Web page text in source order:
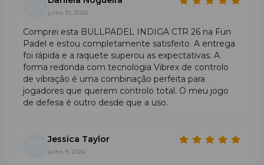
Ressalto e trajetória previsíveis
— obtidos pela
combinação de formato redondo com balance baixo.
Resistência a deformações — graças ao
comportamento conjunto dePolyglasse
Carbontube, que protege a estrutura no momento
do impacto.
Características em Jogo
de bola, jogar em defesa e colocar a bola com precisão. O
balance baixoaumenta a manobrabilidade e o
julho 10, 2026
Comprei esta BULLPADEL INDIGA CTR 26 na Fun
Padel e estou completamente satisfeito. A entrega
foi rápida e a raquete superou as expectativas. A
forma redonda com tecnologia Vibrex de controlo
de vibração é uma combinação perfeita para
jogadores que querem controlo total. O meu jogo
de defesa é outro desde que a uso.
Jessica Taylor
julho 9, 2026